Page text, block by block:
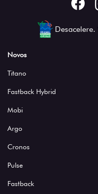
Novos
Titano
Fastback Hybrid
Mobi
Argo
Cronos
Pulse
Fastback